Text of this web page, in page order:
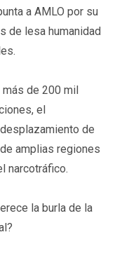
a AMLO por su
de lesa humanidad
de 200 mil
el
de
amplias regiones
narcotráfico.
la burla de la